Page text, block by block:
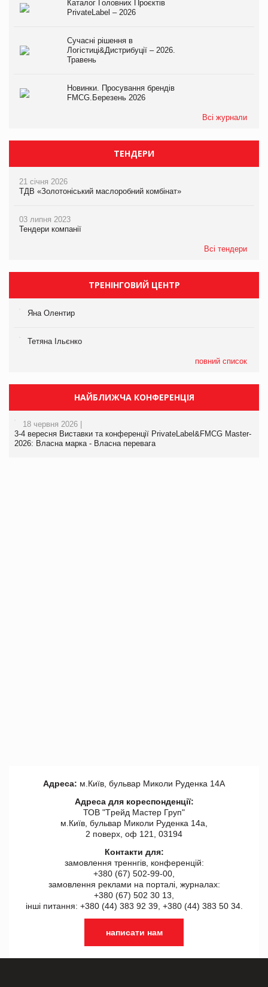
Каталог Головних Проєктів
PrivateLabel – 2026
Сучасні рішення в
Логістиці&Дистрибуції – 2026.
Травень
Новинки. Просування брендів
FMCG.Березень 2026
Всі журнали
ТЕНДЕРИ
21 січня 2026
ТДВ «Золотоніський маслоробний комбінат»
03 липня 2023
Тендери компанії
Всі тендери
ТРЕНІНГОВИЙ ЦЕНТР
Яна Олентир
Тетяна Ільєнко
повний список
НАЙБЛИЖЧА КОНФЕРЕНЦІЯ
18 червня 2026 |
3-4 вересня Виставки та конференції PrivateLabel&FMCG Master-
2026: Власна марка - Власна перевага
Адреса: м.Київ, бульвар Миколи Руденка 14А
Адреса для кореспонденції:
ТОВ "Tрейд Мастер Груп"
м.Київ, бульвар Миколи Руденка 14а,
2 поверх, оф 121, 03194
Контакти для:
замовлення треннгів, конференцій:
+380 (67) 502-99-00,
замовлення реклами на порталі, журналах:
+380 (67) 502 30 13,
інші питання: +380 (44) 383 92 39, +380 (44) 383 50 34.
написати нам